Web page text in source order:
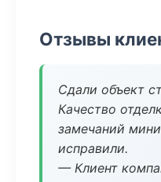
Отзывы
Сдали объект
Качество
замечаний
исправили.
— Клиент